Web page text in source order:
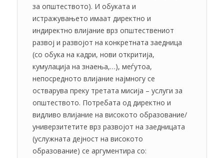
за општеството). И обуката и
истражувањето имаат директно и
индиректно влијание врз општествениот
развој и развојот на конкретната заедница
(со обука на кадри, нови откритија,
кумулација на знаења,…), меѓутоа,
непосредното влијание најмногу се
остварува преку третата мисија – услуги за
општеството. Потребата од директно и
видливо влијание на високото образование/
универзитетите врз развојот на заедницата
(услужната дејност на високото
образование) се аргументира со: